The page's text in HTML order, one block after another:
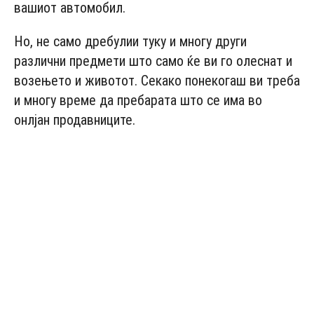
вашиот автомобил.
Но, не само дребулии туку и многу други
различни предмети што само ќе ви го олеснат и
возењето и животот. Секако понекогаш ви треба
и многу време да пребарата што се има во
онлјан продавниците.